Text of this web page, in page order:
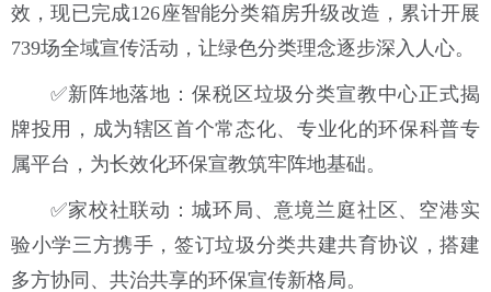
效，现已完成126座智能分类箱房升级改造，累计开展
739场全域宣传活动，让绿色分类理念逐步深入人心。
✅新阵地落地：保税区垃圾分类宣教中心正式揭
牌投用，成为辖区首个常态化、专业化的环保科普专
属平台，为长效化环保宣教筑牢阵地基础。
✅家校社联动：城环局、意境兰庭社区、空港实
验小学三方携手，签订垃圾分类共建共育协议，搭建
多方协同、共治共享的环保宣传新格局。